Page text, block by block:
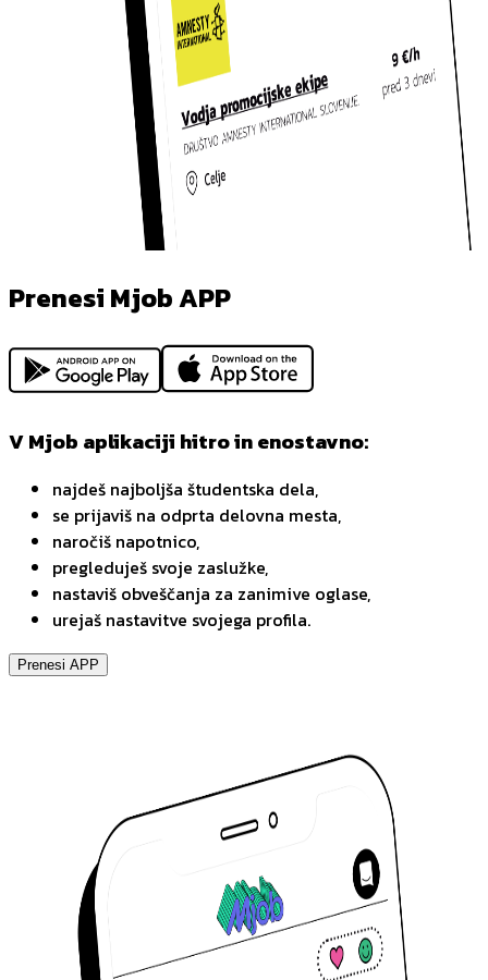
Prenesi Mjob APP
V Mjob aplikaciji hitro in enostavno:
najdeš najboljša študentska dela,
se prijaviš na odprta delovna mesta,
naročiš napotnico,
pregleduješ svoje zaslužke,
nastaviš obveščanja za zanimive oglase,
urejaš nastavitve svojega profila.
Prenesi APP